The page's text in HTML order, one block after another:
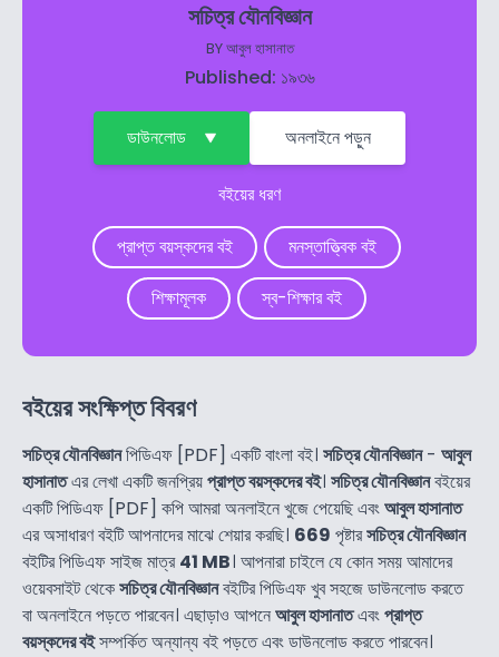
সচিত্র যৌনবিজ্ঞান
BYআবুল হাসানাত
Published: ১৯৩৬
ডাউনলোড অনলাইনে পড়ুন
বইয়ের ধরণ
প্রাপ্ত বয়স্কদের বই
মনস্তাত্ত্বিক বই
শিক্ষামূলক
স্ব-শিক্ষার বই
বইয়ের সংক্ষিপ্ত বিবরণ
সচিত্র যৌনবিজ্ঞানপিডিএফ [PDF] একটি বাংলা বই। সচিত্র যৌনবিজ্ঞান- আবুল
হাসানাতএর লেখা একটি জনপ্রিয়প্রাপ্ত বয়স্কদের বই। সচিত্র যৌনবিজ্ঞানবইয়ের
একটি পিডিএফ [PDF] কপি আমরা অনলাইনে খুজে পেয়েছি এবংআবুল হাসানাত
এর অসাধারণ বইটি আপনাদের মাঝে শেয়ার করছি। 669 পৃষ্টারসচিত্র যৌনবিজ্ঞান
বইটির পিডিএফ সাইজ মাত্র41 MB। আপনারা চাইলে যে কোন সময় আমাদের
ওয়েবসাইট থেকেসচিত্র যৌনবিজ্ঞানবইটির পিডিএফ খুব সহজে ডাউনলোড করতে
বা অনলাইনে পড়তে পারবেন। এছাড়াও আপনেআবুল হাসানাতএবংপ্রাপ্ত
বয়স্কদের বইসম্পর্কিত অন্যান্য বই পড়তে এবং ডাউনলোড করতে পারবেন।